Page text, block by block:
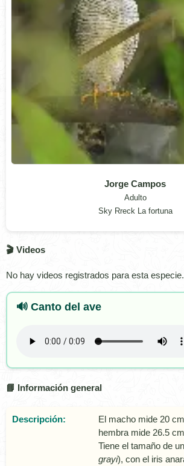
Jorge Campos
Adulto
Sky Rreck La fortuna
🎬 Videos
No hay videos registrados para esta especie.
🔊 Canto del ave
📘 Información general
Descripción:
El macho mide 20
hembra mide 26.5
Tiene el tamaño de
grayi), con el iris